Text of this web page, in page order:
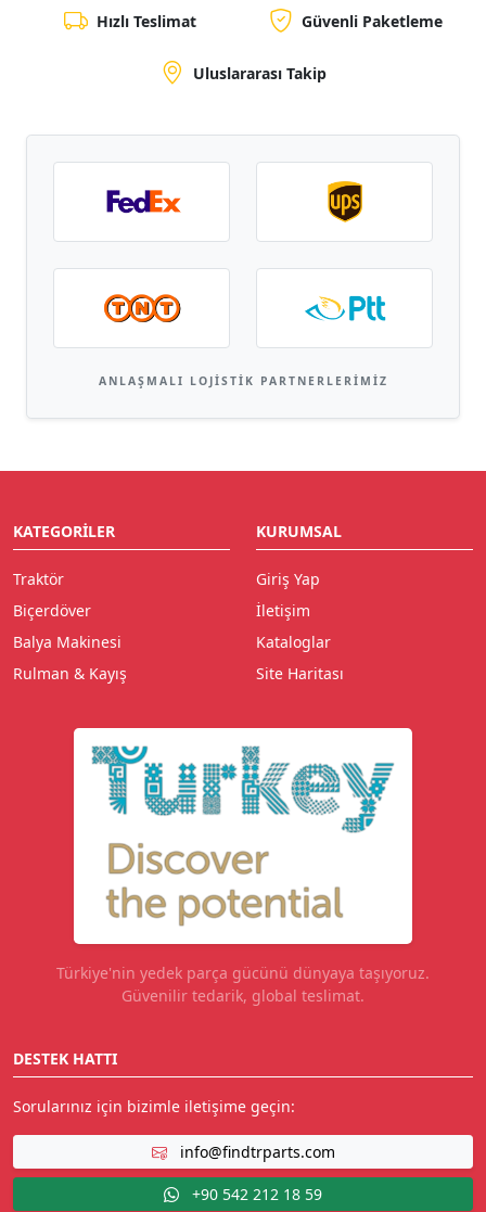
Hızlı Teslimat Güvenli Paketleme
Uluslararası Takip
ANLAŞMALI LOJISTIK PARTNERLERIMIZ
KATEGORILER
Traktör
Biçerdöver
Balya Makinesi
Rulman & Kayış
KURUMSAL
Giriş Yap
İletişim
Kataloglar
Site Haritası
Türkiye'nin yedek parça gücünü dünyaya taşıyoruz.
Güvenilir tedarik, global teslimat.
DESTEK HATTI
Sorularınız için bizimle iletişime geçin:
info@findtrparts.com
+90 542 212 18 59